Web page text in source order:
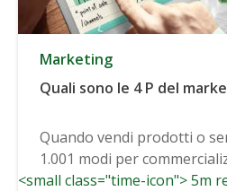
Marketing
Quali sono le 4 P del
Quando vendi prodotti o
1.001 modi per
<small class="time-icon"> 5m